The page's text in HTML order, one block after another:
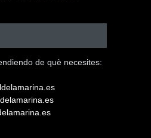
de què necesites: